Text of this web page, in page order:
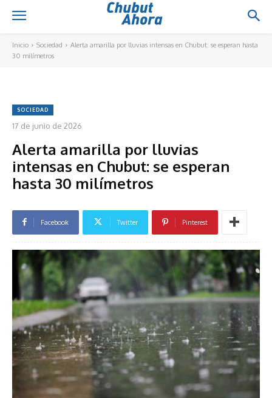
Inicio Sociedad
Alerta amarilla por lluvias intensas en Chubut: se esperan hasta
30 milímetros
SOCIEDAD
17 de junio de 2026
Alerta amarilla por lluvias
intensas en Chubut: se esperan
hasta 30 milímetros
Facebook Twitter Pinterest